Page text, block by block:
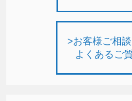
>お客様ご相
よくあるご